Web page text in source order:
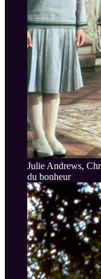
Julie Andrews,
du bonheur